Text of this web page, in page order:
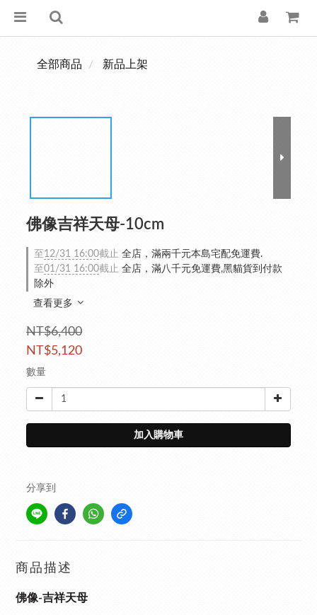
全部商品 新品上架
佛像吉祥天母-10cm
至 12/31 16:00截止 全店，滿兩千元本島宅配免運費.
至01/31 16:00截止 全店，滿八千元免運費,黑貓貨到付款
除外
查看更多
NT$6,400
NT$5,120
數量
加入購物車
分享到
商品描述
佛像-吉祥天母